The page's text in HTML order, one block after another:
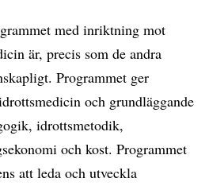
med inriktning mot
är, precis som de andra
Programmet ger
och grundläggande
idrottsmetodik,
och kost. Programmet
att leda och utveckla